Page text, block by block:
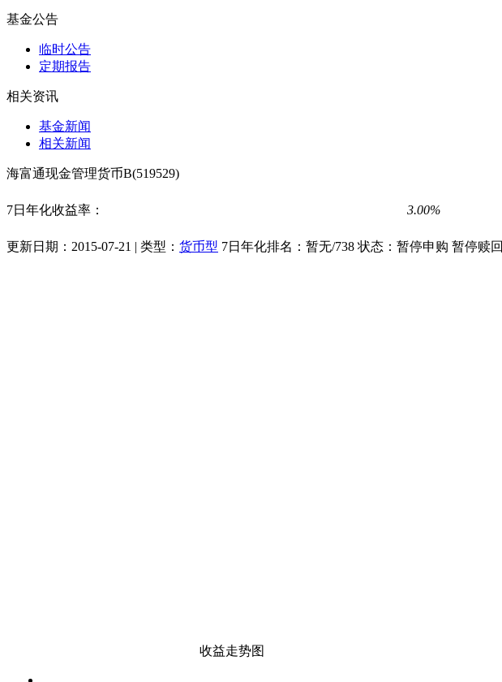
基金公告
临时公告
定期报告
相关资讯
基金新闻
相关新闻
海富通现金管理货币B(519529)
7日年化收益率： 3.00%
更新日期： 2015-07-21 | 类型： 货币型 7日年化排名： 暂无/738 状态： 暂停申购 暂停赎回
收益走势图